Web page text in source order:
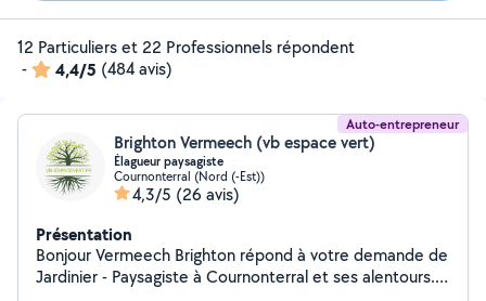
12 Particuliers et 22 Professionnels répondent
-
4,4/5 (484 avis)
Auto-entrepreneur
Brighton Vermeech (vb espace vert)
Élagueur paysagiste
Cournonterral (Nord (-Est))
4,3/5 (26 avis)
Présentation
Bonjour Vermeech Brighton répond à votre demande de
Jardinier - Paysagiste à Cournonterral et ses alentours. A